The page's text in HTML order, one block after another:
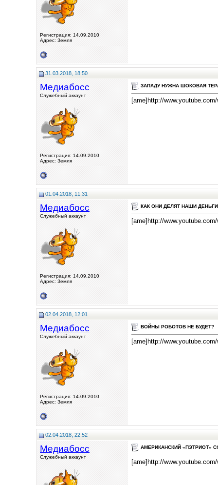
Регистрация: 14.09.2010
Адрес: Земля
31.03.2018, 18:50
Медиабосс
Служебный аккаунт
Регистрация: 14.09.2010
Адрес: Земля
ЗАПАДУ НУЖНА ШОКОВАЯ
[ame]http://
01.04.2018, 11:31
Медиабосс
Служебный аккаунт
Регистрация: 14.09.2010
Адрес: Земля
КАК ОНИ ДЕЛЯТ НАШИ
[ame]http://
02.04.2018, 12:01
Медиабосс
Служебный аккаунт
Регистрация: 14.09.2010
Адрес: Земля
ВОЙНЫ РОБОТОВ НЕ БУДЕТ?
[ame]http://
02.04.2018, 22:52
Медиабосс
Служебный аккаунт
АМЕРИКАНСКИЙ «ПЭТРИОТ»
[ame]http://